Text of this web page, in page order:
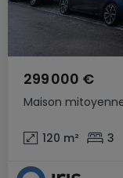
Maison
299 000 €
120 m² 3